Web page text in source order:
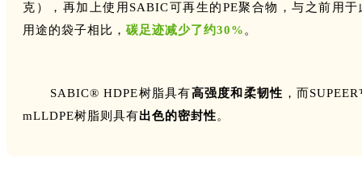
克），再加上使用SABIC可再生的PE聚合物，与之前用于
用途的袋子相比， 碳足迹减少了约30%。
SABIC® HDPE树脂具有高强度和柔韧性 ，而
mLLDPE树脂则具有出色的密封性。